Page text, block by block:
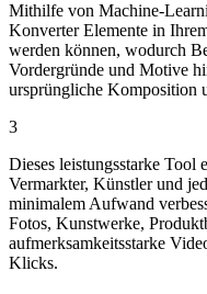
Mithilfe von Machine-
Konverter Elemente in
werden können, wodurch
Vordergründe und Motive
ursprüngliche Komposition
3
Dieses leistungsstarke Tool
Vermarkter, Künstler und
minimalem Aufwand
Fotos, Kunstwerke,
aufmerksamkeitsstarke
Klicks.